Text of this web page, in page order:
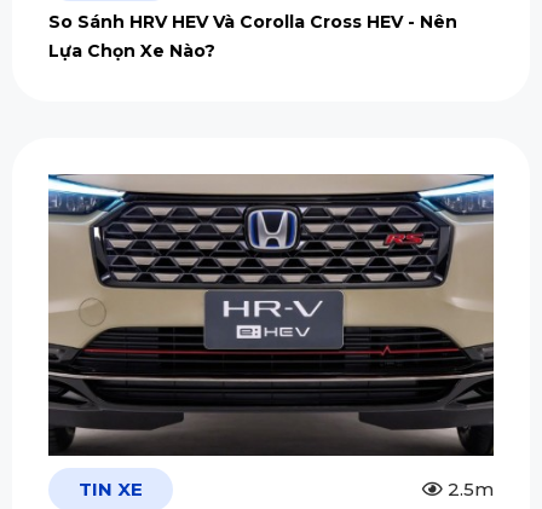
So Sánh HRV HEV Và Corolla Cross HEV - Nên
Lựa Chọn Xe Nào?
TIN XE 2.5m